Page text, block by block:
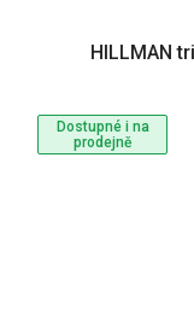
Dostupné i na
prodejně
HILLMAN